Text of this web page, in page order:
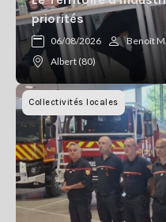
Se
connecter
S'abonner
priorités
06/08/2026
Benoît
Albert (80)
Collectivités locales